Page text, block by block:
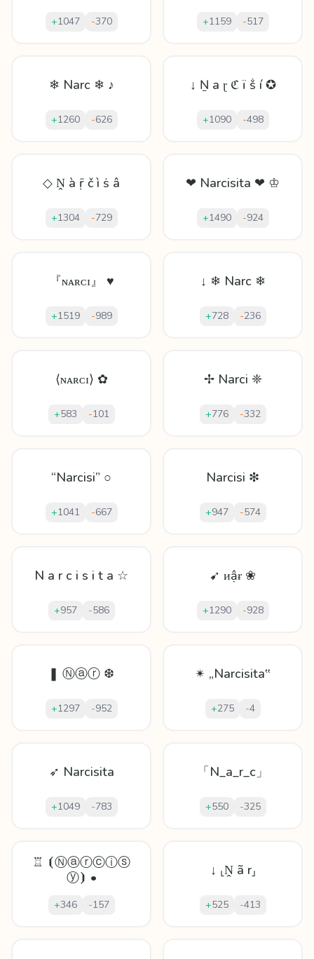
+1047 -370 +1159 -517
❄ Narc ❄ ♪
+1260 -626
↓ Ṉ а ɽ ℭ ï ṧ í ✪
+1090 -498
◇ Ṋ à ṝ č ì ṡ â
+1304 -729
❤ Narcisita ❤ ♔
+1490 -924
『ɴᴀʀᴄɪ』 ♥
+1519 -989
↓ ❄ Narc ❄
+728 -236
⟨ɴᴀʀᴄɪ⟩ ✿
+583 -101
✢ Narci ❈
+776 -332
“Narcisi” ○
+1041 -667
Narcisi ❇
+947 -574
N a r c i s i t a ☆
+957 -586
➹ ᴎậɍ ❀
+1290 -928
❚ Ⓝⓐⓡ ❆
+1297 -952
✴ „Narcisita‟
+275 -4
➶ Narcisita
+1049 -783
「N_a_r_c」
+550 -325
♖ ⦗Ⓝⓐⓡⓒⓘⓢ
ⓨ⦘ •
+346 -157
↓ ⸤Ṋ ã r⸥
+525 -413